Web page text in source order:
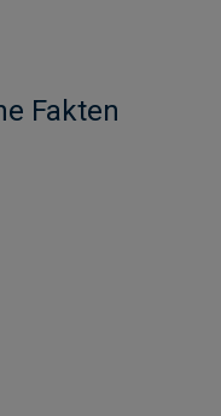
Fakten